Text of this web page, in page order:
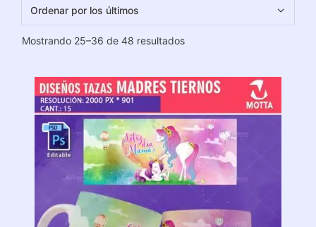
Mostrando 25–36 de 48 resultadosOrdenado
últimos